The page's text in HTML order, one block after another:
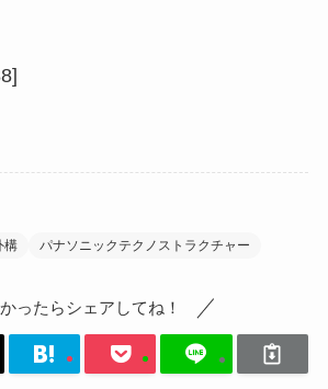
構 パナソニックテクノストラクチャー
ったらシェアしてね！